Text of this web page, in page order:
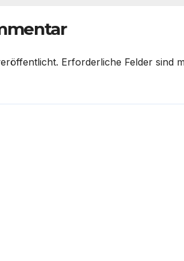
Erforderliche Felder sind